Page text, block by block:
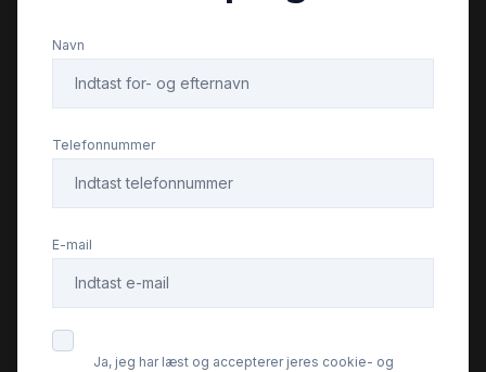
Navn
Telefonnummer
E-mail
Ja, jeg har læst og accepterer jeres cookie- og